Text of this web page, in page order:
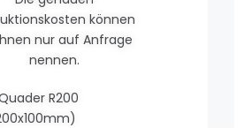
können
nur auf Anfrage
nennen.
R200